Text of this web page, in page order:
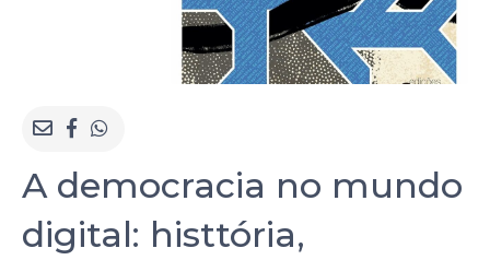
A democracia no mundo
digital: histtória,